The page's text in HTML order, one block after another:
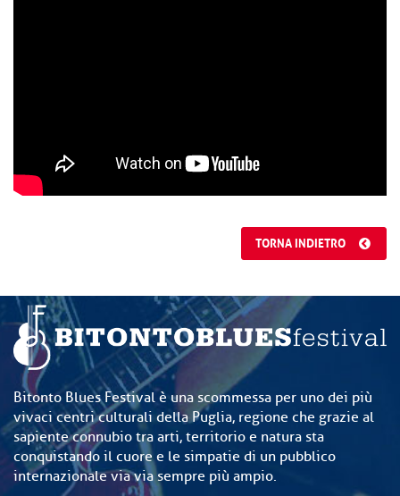
TORNA INDIETRO
Bitonto Blues Festival è una scommessa per uno dei più
vivaci centri culturali della Puglia, regione che grazie al
sapiente connubio tra arti, territorio e natura sta
conquistando il cuore e le simpatie di un pubblico
internazionale via via sempre più ampio.